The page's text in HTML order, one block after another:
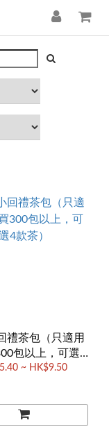
禮茶包（只適用
包以上，可選4
款茶）
~ HK$9.50